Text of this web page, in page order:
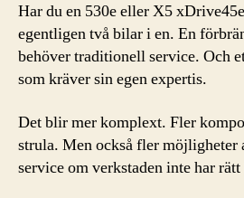
Har du en 530e eller X5
egentligen två bilar i en. En
behöver traditionell service. Och
som kräver sin egen expertis.
Det blir mer komplext. Fler
strula. Men också fler möjligheter
service om verkstaden inte har